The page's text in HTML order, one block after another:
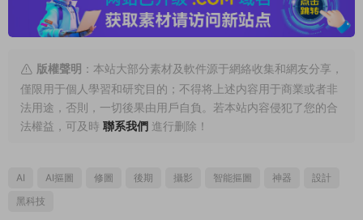
版權聲明 ：本站大部分素材及軟件源于網絡收集和網友分享，
僅限用于個人學習和研究目的；不得将上述内容用于商業或者非
法用途，否則，一切後果由用戶自負。若本站内容侵犯了您的合
法權益，可及時 聯系我們 進行删除！
AI AI摳圖 修圖 後期 攝影 智能摳圖 神器
設計
黑科技